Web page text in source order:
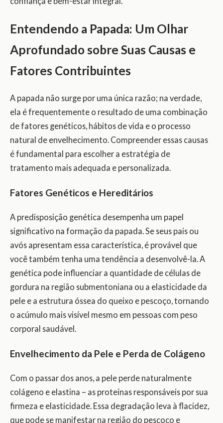
Entendendo a Papada: Um Olhar
Aprofundado sobre Suas Causas e
Fatores Contribuintes
A papada não surge por uma única razão; na verdade,
ela é frequentemente o resultado de uma combinação
de fatores genéticos, hábitos de vida e o processo
natural de envelhecimento. Compreender essas causas
é fundamental para escolher a estratégia de
tratamento mais adequada e personalizada.
Fatores Genéticos e Hereditários
A predisposição genética desempenha um papel
significativo na formação da papada. Se seus pais ou
avós apresentam essa característica, é provável que
você também tenha uma tendência a desenvolvê-la. A
genética pode influenciar a quantidade de células de
gordura na região submentoniana ou a elasticidade da
pele e a estrutura óssea do queixo e pescoço, tornando
o acúmulo mais visível mesmo em pessoas com peso
corporal saudável.
Envelhecimento da Pele e Perda de Colágeno
Com o passar dos anos, a pele perde naturalmente
colágeno e elastina – as proteínas responsáveis por sua
firmeza e elasticidade. Essa degradação leva à flacidez,
que pode se manifestar na região do pescoço e